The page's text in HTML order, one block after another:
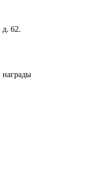
д. 62.
награды